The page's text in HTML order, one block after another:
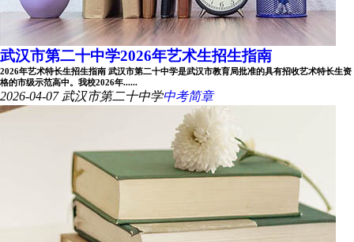
武汉市第二十中学2026年艺术生招生指南
2026年艺术特长生招生指南 武汉市第二十中学是武汉市教育局批准的具有招收艺术特长生资
格的市级示范高中。我校2026年......
2026-04-07 武汉市第二十中学中考简章